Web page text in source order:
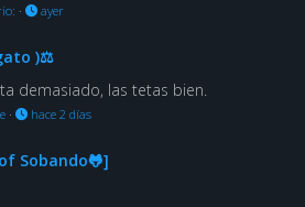
· ayer
)⚖
demasiado, las tetas bien.
· hace 2 días
Sobando🐸]